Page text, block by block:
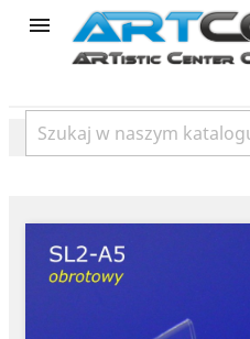
product
